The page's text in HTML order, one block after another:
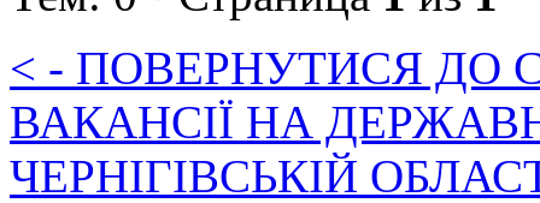
< - ПОВЕРНУТИСЯ ДО
ВАКАНСІЇ НА
ЧЕРНІГІВСЬКІЙ